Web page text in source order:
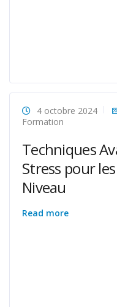
4 octobre 2024
Formation
Techniques
Stress pour
Niveau
Read more